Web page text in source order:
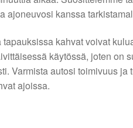
ajoneuvosi kanssa
tapauksissa kahvat voivat
käytössä, joten on
Varmista autosi toimivuus ja
ajoissa.